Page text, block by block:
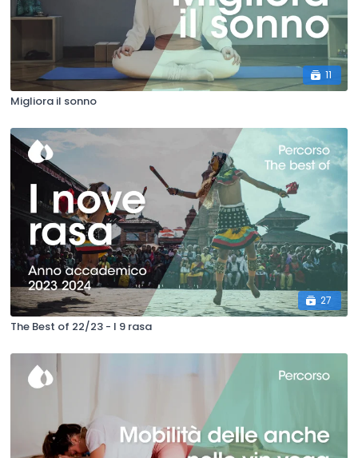
11
Migliora il sonno
27
The Best of 22/23 - I 9 rasa